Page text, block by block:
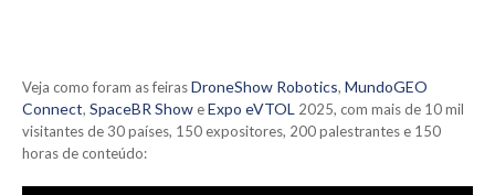
Veja como foram as feirasDroneShow Robotics, MundoGEO
Connect, SpaceBR Show eExpo eVTOL 2025, com mais de 10 mil
visitantes de 30 países, 150 expositores, 200 palestrantes e 150
horas de conteúdo: